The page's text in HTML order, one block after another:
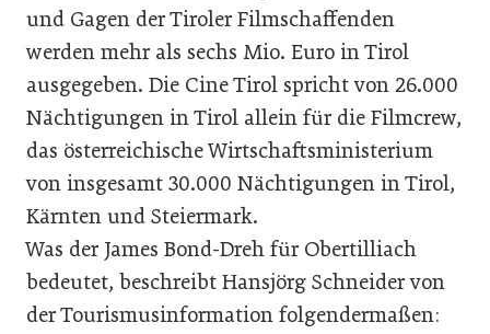
und Gagen der Tiroler Filmschaffenden
werden mehr als sechs Mio. Euro in Tirol
ausgegeben. Die Cine Tirol spricht von 26.000
Nächtigungen in Tirol allein für die Filmcrew,
das österreichische Wirtschaftsministerium
von insgesamt 30.000 Nächtigungen in Tirol,
Kärnten und Steiermark.
Was der James Bond-Dreh für Obertilliach
bedeutet, beschreibt Hansjörg Schneider von
der Tourismusinformation folgendermaßen: